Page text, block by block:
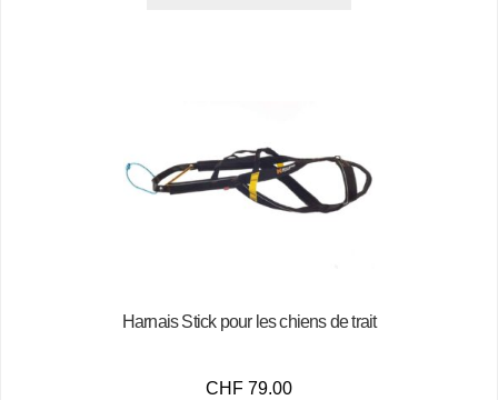
Harnais Stick pour les chiens de trait
CHF 79.00